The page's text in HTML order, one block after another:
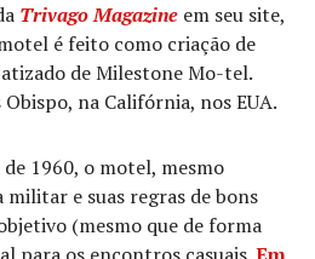
Trivago Magazine em seu site,
é feito como criação de
de Milestone Mo-tel.
na Califórnia, nos EUA.
1960, o motel, mesmo
e suas regras de bons
(mesmo que de forma